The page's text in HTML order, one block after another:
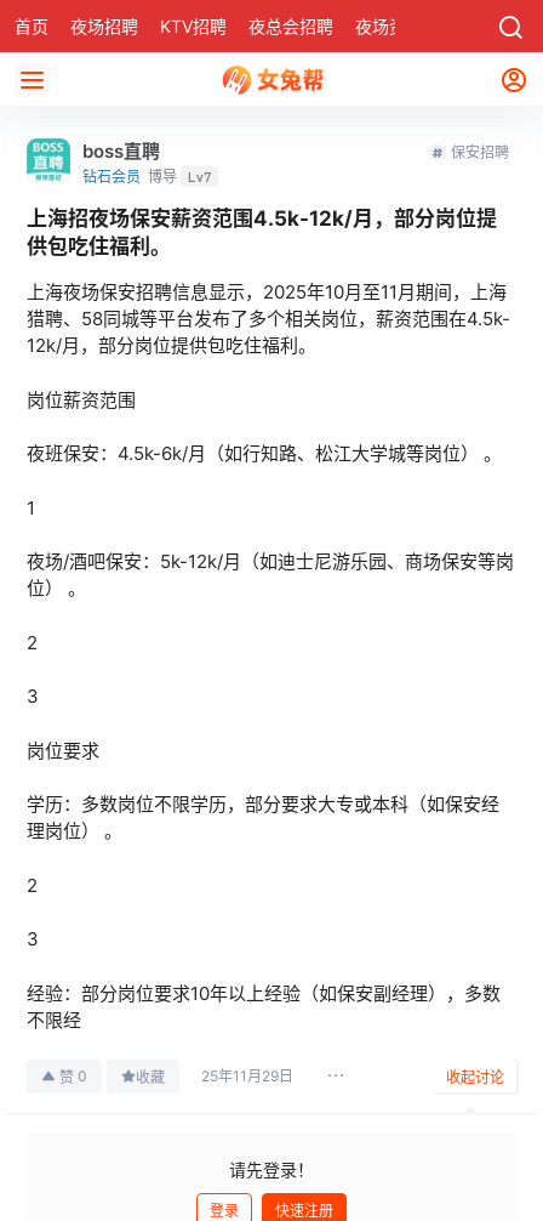
首页 夜场招聘 KTV招聘 夜总会招聘 夜场资讯 社区
boss直聘
钻石会员 博导 Lv7
保安招聘
上海招夜场保安薪资范围4.5k-12k/月，部分岗位提
供包吃住福利‌。
‌‌上海夜场保安招聘信息显示，2025年10月至11月期间，‌上海
猎聘、‌58同城等平台发布了多个相关岗位，薪资范围在4.5k-
12k/月，部分岗位提供包吃住福利‌。
岗位薪资范围
夜班保安：4.5k-6k/月（如‌行知路、‌松江大学城等岗位） 。 ‌
1
夜场/酒吧保安：5k-12k/月（如‌迪士尼游乐园、‌商场保安等岗
位） 。 ‌
2
3
岗位要求
学历：多数岗位不限学历，部分要求大专或本科（如‌保安经
理岗位） 。 ‌
2
3
经验：部分岗位要求10年以上经验（如‌保安副经理），多数
不限经
赞 0 收藏 25年11月29日 收起讨论
请先登录！
登录 快速注册